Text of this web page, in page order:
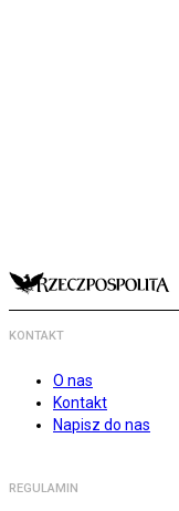
KONTAKT
O nas
Kontakt
Napisz do nas
REGULAMIN